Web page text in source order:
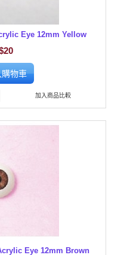
Eye 12mm Yellow
物車
加入商品比較
Eye 12mm Brown